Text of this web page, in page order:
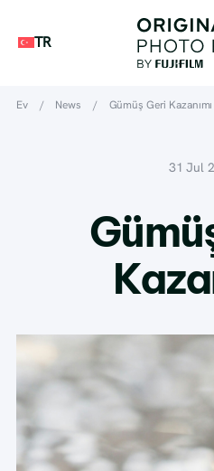
TR
Ev / News / Gümüş Geri Kazanımı
31 Jul